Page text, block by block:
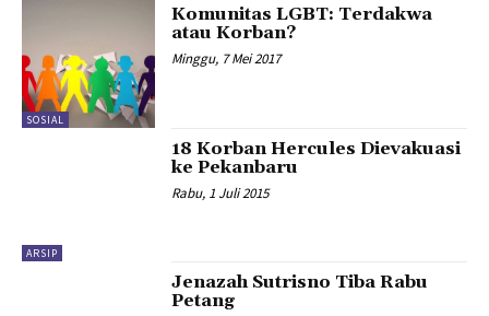
SOSIAL
Komunitas LGBT: Terdakwa
atau Korban?
Minggu, 7 Mei 2017
ARSIP
18 Korban Hercules Dievakuasi
ke Pekanbaru
Rabu, 1 Juli 2015
Jenazah Sutrisno Tiba Rabu
Petang